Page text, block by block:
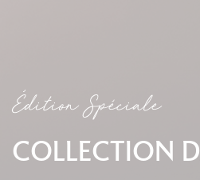
Édition Spéciale
COLLECTION